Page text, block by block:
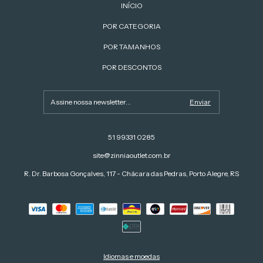
INÍCIO
POR CATEGORIA
POR TAMANHOS
POR DESCONTOS
51 99331 0285
site@zinniaoutlet.com.br
R. Dr. Barbosa Gonçalves, 117 - Chácara das Pedras, Porto Alegre, RS
Idiomas e moedas